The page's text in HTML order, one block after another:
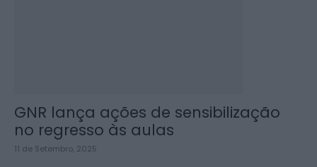
GNR lança ações de sensibilização
no regresso às aulas
11 de Setembro, 2025